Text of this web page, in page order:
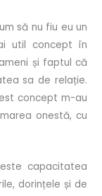
să nu fiu eu un
util concept în
și faptul că
sa de relație.
concept m-au
onestă, cu
capacitatea
dorințele și de